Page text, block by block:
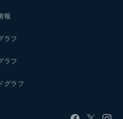
報
ラフ
ラフ
グラフ